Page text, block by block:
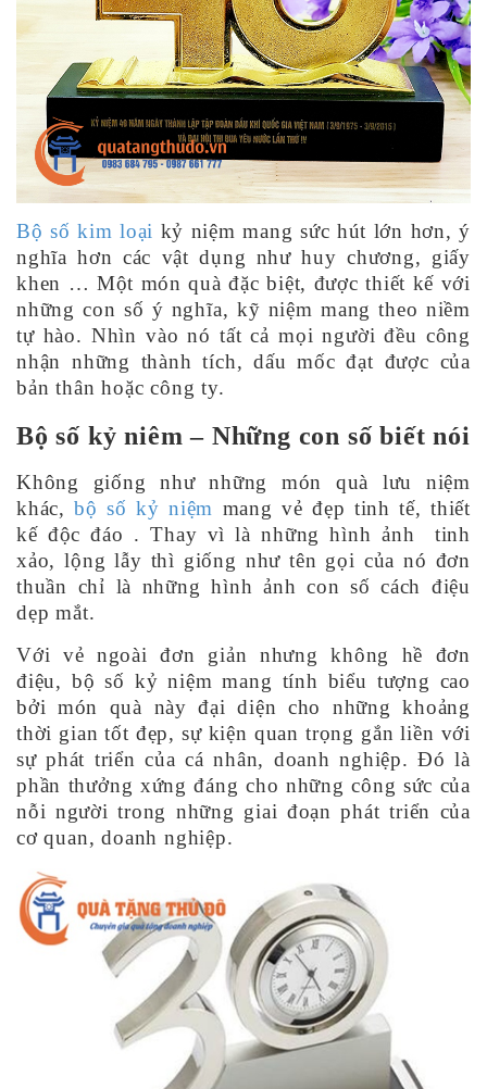
Bộ số kim loại kỷ niệm mang sức hút lớn hơn, ý
nghĩa hơn các vật dụng như huy chương, giấy
khen … Một món quà đặc biệt, được thiết kế với
những con số ý nghĩa, kỹ niệm mang theo niềm
tự hào. Nhìn vào nó tất cả mọi người đều công
nhận những thành tích, dấu mốc đạt được của
bản thân hoặc công ty.
Bộ số kỷ niêm – Những con số biết nói
Không giống như những món quà lưu niệm
khác,bộ số kỷ niệm mang vẻ đẹp tinh tế, thiết
kế độc đáo . Thay vì là những hình ảnh tinh
xảo, lộng lẫy thì giống như tên gọi của nó đơn
thuần chỉ là những hình ảnh con số cách điệu
dẹp mắt.
Với vẻ ngoài đơn giản nhưng không hề đơn
điệu, bộ số kỷ niệm mang tính biểu tượng cao
bởi món quà này đại diện cho những khoảng
thời gian tốt đẹp, sự kiện quan trọng gắn liền với
sự phát triển của cá nhân, doanh nghiệp. Đó là
phần thưởng xứng đáng cho những công sức của
nỗi người trong những giai đoạn phát triển của
cơ quan, doanh nghiệp.